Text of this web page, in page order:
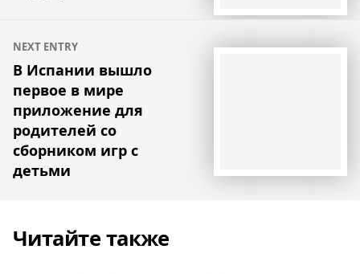
NEXT ENTRY
В Испании вышло
первое в мире
приложение для
родителей со
сборником игр с
детьми
Читайте также